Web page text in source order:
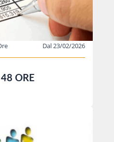
Dal 23/02/2026
ORE